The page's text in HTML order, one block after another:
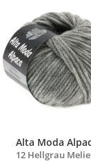
Alta Moda
12 Hellgrau